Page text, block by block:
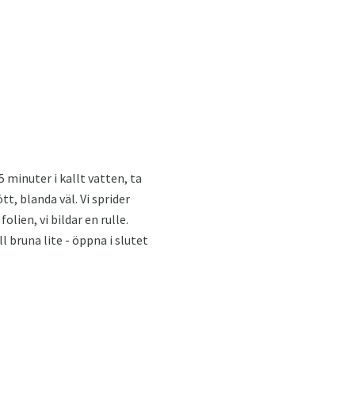
minuter i kallt vatten, ta
blanda väl. Vi sprider
vi bildar en rulle.
bruna lite - öppna i slutet